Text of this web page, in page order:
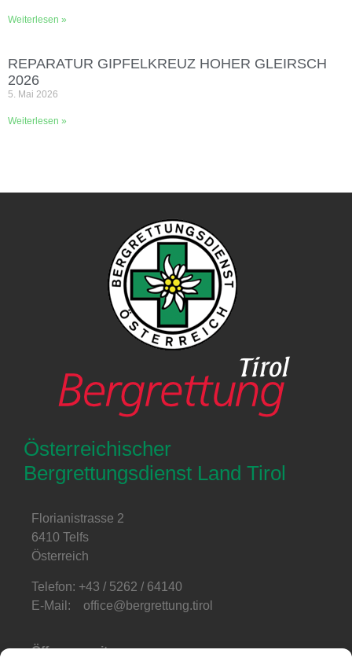
Weiterlesen »
REPARATUR GIPFELKREUZ HOHER GLEIRSCH
2026
5. Mai 2026
Weiterlesen »
Österreichischer
Bergrettungsdienst Land Tirol
Florianistrasse 2
6410 Telfs
Österreich
Telefon: +43 / 5262 / 64140
E-Mail: office@bergrettung.tirol
Öffnungszeiten: